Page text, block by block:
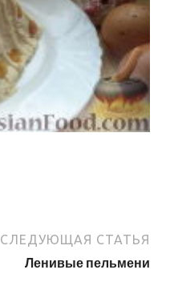
СЛЕДУЮЩАЯ СТАТЬЯ
Ленивые пельмени